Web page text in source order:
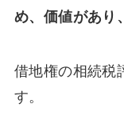
め、価値があり
借地権の相続税
す。